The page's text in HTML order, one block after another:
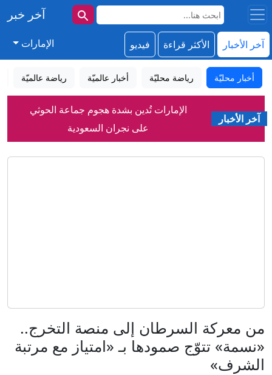
آخر خبر
آخر الأخبار الأكثر قراءة فيديو الإمارات
أخبار محليّة رياضة محليّة أخبار عالميّة رياضة عالميّة
آخر الأخبار
الإمارات تُدين بشدة هجوم جماعة الحوثي
على نجران السعودية
«قدوتي».. يربط الشباب الإماراتي بأصحاب
للمطالبة بـ 4.2 ملايين درهم
إيران.. واشنطن تبحث عن مخرج من
الحرب وبزشكيان ينفي وجود خلافات
من معركة السرطان إلى منصة التخرج..
«نسمة» تتوّج صمودها بـ «امتياز مع مرتبة
الشرف»